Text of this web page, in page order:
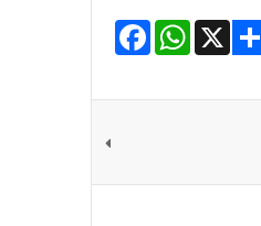
Facebook
WhatsApp